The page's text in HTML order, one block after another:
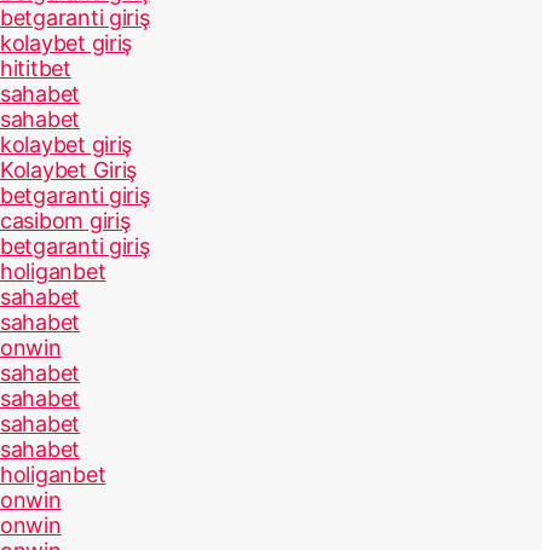
betgaranti giriş
kolaybet giriş
hititbet
sahabet
sahabet
kolaybet giriş
Kolaybet Giriş
betgaranti giriş
casibom giriş
betgaranti giriş
holiganbet
sahabet
sahabet
onwin
sahabet
sahabet
sahabet
sahabet
holiganbet
onwin
onwin